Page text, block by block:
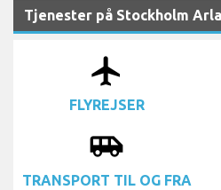
Tjenester på Stockholm
airplanemode_active
FLYREJSER
airport_shuttle
TRANSPORT TIL OG FRA